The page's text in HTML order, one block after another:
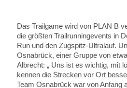
Das Trailgame wird von PLAN B
die größten Trailrunningevents in
Run und den Zugspitz-Ultralauf.
Osnabrück, einer Gruppe von
Albrecht: „ Uns ist es wichtig, mit
kennen die Strecken vor Ort
Team Osnabrück war von Anfang